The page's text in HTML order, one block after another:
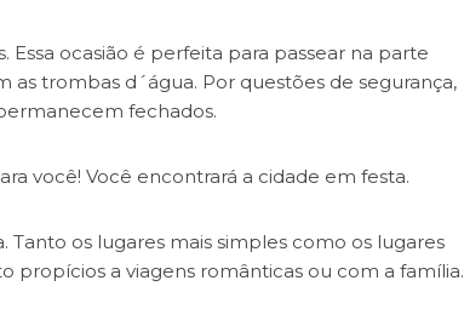
Essa ocasião é perfeita para passear na parte
trombas d´água. Por questões de segurança,
fechados.
você! Você encontrará a cidade em festa.
os lugares mais simples como os lugares
propícios a viagens românticas ou com a família.